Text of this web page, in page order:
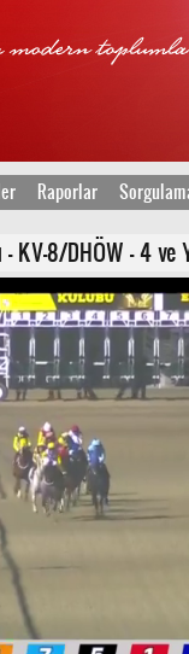
Raporlar
KV-8/DHÖW - 4 ve